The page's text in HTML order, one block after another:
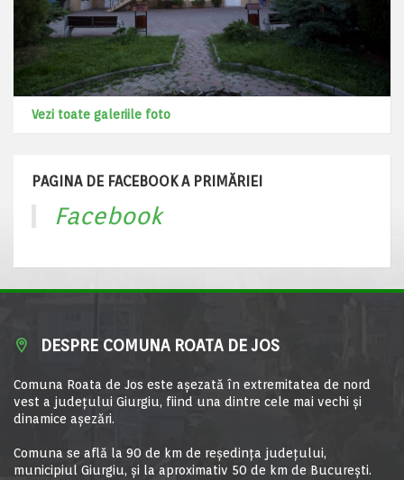
Vezi toate galeriile foto
PAGINA DE FACEBOOK A PRIMĂRIEI
Facebook
DESPRE COMUNA ROATA DE JOS
Comuna Roata de Jos este aşezată în extremitatea de nord
vest a judeţului Giurgiu, fiind una dintre cele mai vechi şi
dinamice aşezări.
Comuna se află la 90 de km de reşedinţa judeţului,
municipiul Giurgiu, şi la aproximativ 50 de km de Bucureşti.